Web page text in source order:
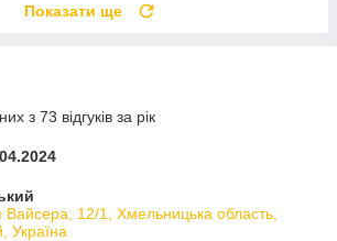
Показати ще
з 73 відгуків за рік
Вайсера, 12/1, Хмельницька область,
Україна